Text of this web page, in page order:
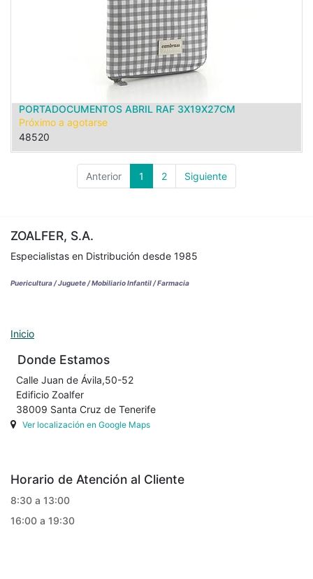
PORTADOCUMENTOS ABRIL RAF 3X19X27CM
Próximo a agotarse
48520
Anterior 1 2 Siguiente
ZOALFER, S.A.
Especialistas en Distribución desde 1985
Puericultura / Juguete / Mobiliario Infantil / Farmacia
Inicio
Donde Estamos
Calle Juan de Ávila,50-52
Edificio Zoalfer
38009 Santa Cruz de Tenerife
Ver localización en Google Maps
Horario de Atención al Cliente
8:30 a 13:00
16:00 a 19:30